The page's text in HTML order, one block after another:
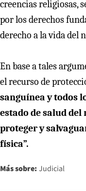
creencias religiosas,
por los derechos
derecho a la vida del
En base a tales
el recurso de
sanguínea y todos
estado de salud
proteger y
física”.
Más sobre: Judicial